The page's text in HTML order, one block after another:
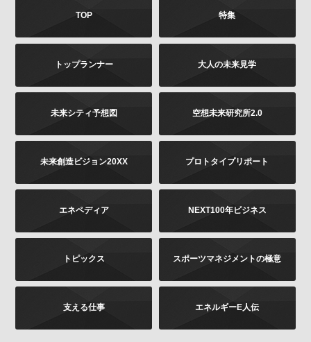
示、訂正、追加、削除、利用停止、消去、第三者への
は書面に下記の内容をご記載いただき、お客様が本人
トなどのコピー）を同封のうえ、郵送にて下記までお
願いします。お申し出内容の確認後、法令に基づき、
その他当社の個人情報の取扱いに関するお問い合せ、
ます。
お問い合せの内容（確認、訂正、削除など。訂正
の場合は訂正内容もご記載ください）
ご提供いただいた時期、方法など
お客様のご連絡先（ご住所、ご名前）
ご送付先：
株式会社KADOKAWA
TOP 特集
トップランナー 大人の未来見学
未来シティ予想図 空想未来研究所2.0
未来創造ビジョン20XX プロトタイプリポート
エネペディア NEXT100年ビジネス
トピックス スポーツマネジメントの極意
支える仕事 エネルギーE人伝